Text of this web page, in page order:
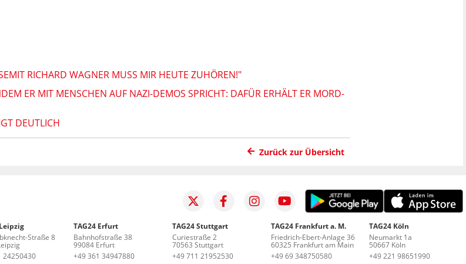
RICHARD WAGNER MUSS MIR HEUTE ZUHÖREN!"
ER MIT MENSCHEN AUF NAZI-DEMOS SPRICHT: DAFÜR ERHÄLT ER MORD-
DEUTLICH
Zurück zur Übersicht
Straße 8
24250430
TAG24 Erfurt
Bahnhofstraße 38
99084 Erfurt
+49 361 34947880
TAG24 Stuttgart
Curiestraße 2
70563 Stuttgart
+49 711 21952530
TAG24 Frankfurt a. M.
Friedrich-Ebert-Anlage 36
60325 Frankfurt am Main
+49 69 348750580
TAG24 Köln
Neumarkt 1a
50667 Köln
+49 221 98651990